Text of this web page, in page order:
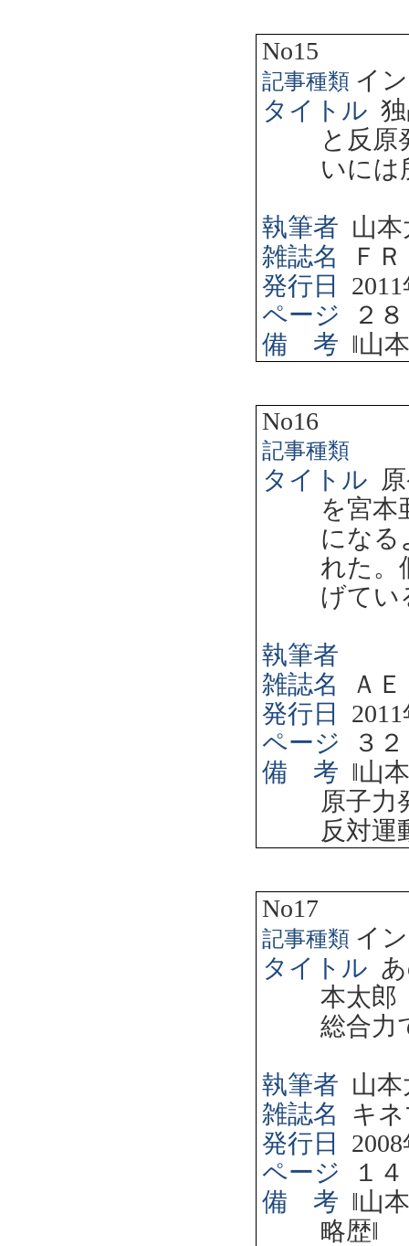
No15
記事種類 イ
タイトル
と反
いには
執筆者 山
雑誌名
Ｆ
発行日
2011
ページ
２
備 考 ‖山
No16
記事種類
タイトル
を宮
にな
れた。
げてい
執筆者
雑誌名
Ａ
発行日
2011
ページ
３２
備 考 ‖山
原子力
反対運
No17
記事種類 イ
タイトル
本太
総合
執筆者 山
雑誌名
キ
発行日
2008
ページ
１
備 考 ‖山
略歴‖